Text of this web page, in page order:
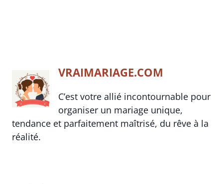
VRAIMARIAGE.COM
C’est votre allié incontournable pour
organiser un mariage unique,
tendance et parfaitement maîtrisé, du rêve à la
réalité.